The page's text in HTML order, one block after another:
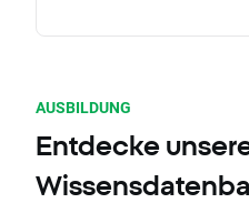
AUSBILDUNG
Entdecke